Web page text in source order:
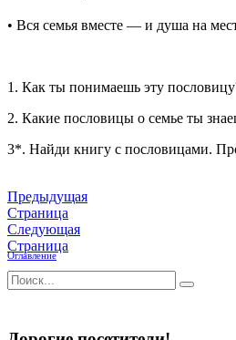
• Вся семья вместе — и душа на
1. Как ты понимаешь эту
2. Какие пословицы о семье ты
3*. Найди книгу с пословицами.
Предыдущая
Страница
Следующая
Страница
Оглавление